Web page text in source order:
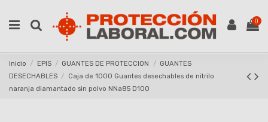
0
Inicio EPIS GUANTES DE PROTECCION
GUANTES
DESECHABLES
Caja de 1000 Guantes desechables de nitrilo
naranja diamantado sin polvo NNa85 D100